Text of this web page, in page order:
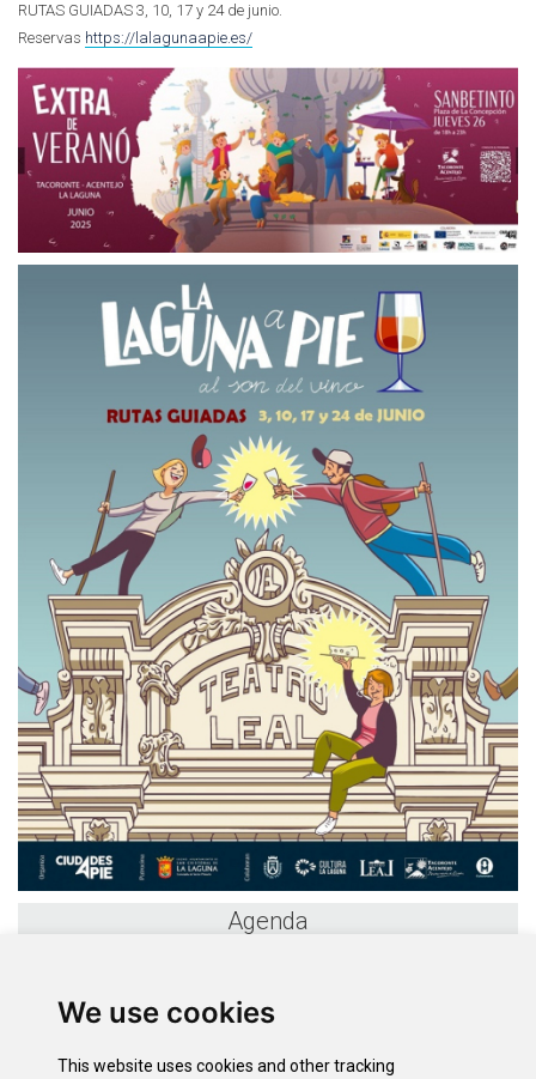
We use cookies
This website uses cookies and other tracking
Agenda
M T W
3 4 5 6
RUTAS GUIADAS 3, 10, 17 y 24 de junio.
Reservas https://lalagunaapie.es/